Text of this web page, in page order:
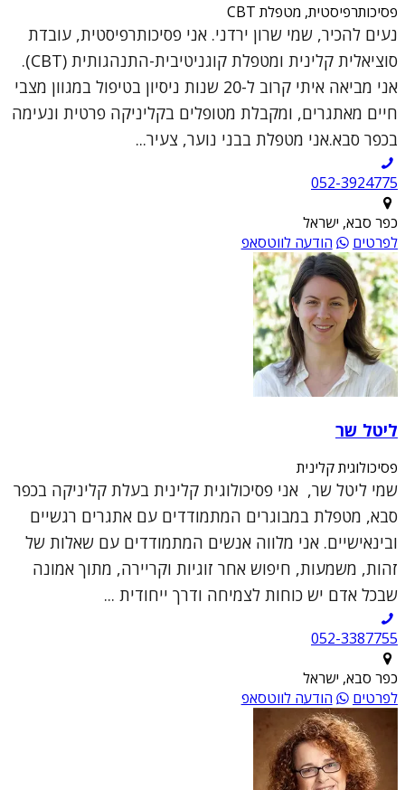
פסיכותרפיסטית, מטפלת CBT
נעים להכיר, שמי שרון ירדני. אני פסיכותרפיסטית, עובדת
סוציאלית קלינית ומטפלת קוגניטיבית-התנהגותית (CBT).
אני מביאה איתי קרוב ל-20 שנות ניסיון בטיפול במגוון מצבי
חיים מאתגרים, ומקבלת מטופלים בקליניקה פרטית ונעימה
בכפר סבא.אני מטפלת בבני נוער, צעיר...
052-3924775
כפר סבא, ישראל
לפרטים
הודעה לווטסאפ
ליטל שר
פסיכולוגית קלינית
שמי ליטל שר, אני פסיכולוגית קלינית בעלת קליניקה בכפר
סבא, מטפלת במבוגרים המתמודדים עם אתגרים רגשיים
ובינאישיים. אני מלווה אנשים המתמודדים עם שאלות של
זהות, משמעות, חיפוש אחר זוגיות וקריירה, מתוך אמונה
שבכל אדם יש כוחות לצמיחה ודרך ייחודית ...
052-3387755
כפר סבא, ישראל
לפרטים
הודעה לווטסאפ